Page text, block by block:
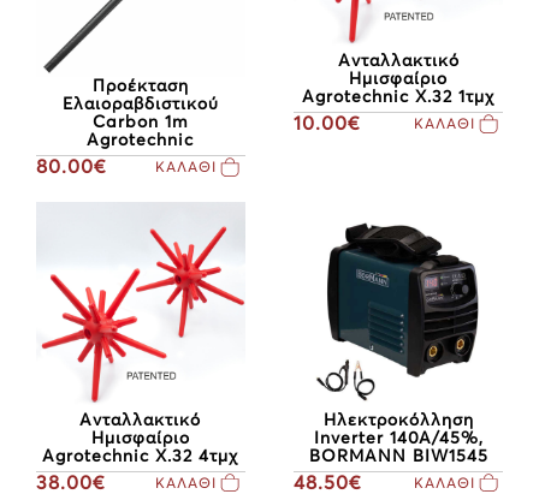
Προέκταση
Ελαιοραβδιστικού
Carbon 1m
Agrotechnic
80.00€ ΚΑΛΑΘΙ
Ανταλλακτικό
Ημισφαίριο
Agrotechnic Χ.32 1τμχ
10.00€ ΚΑΛΑΘΙ
Ανταλλακτικό
Ημισφαίριο
Agrotechnic Χ.32 4τμχ
38.00€ ΚΑΛΑΘΙ
Ηλεκτροκόλληση
Inverter 140A/45%,
BORMANN BIW1545
48.50€ ΚΑΛΑΘΙ